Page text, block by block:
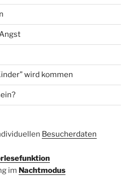
wird kommen
Besucherdaten
im Nachtmodus